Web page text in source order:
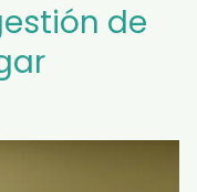
de